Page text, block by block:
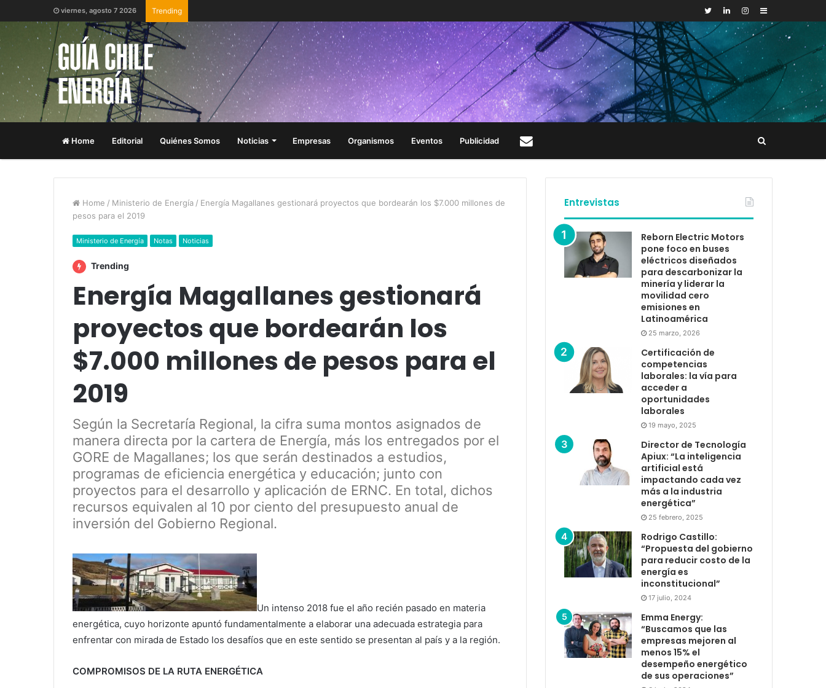
viernes, agosto 7 2026 Trending Sidebar
Home Editorial Quiénes Somos Noticias Empresas Organismos Eventos Publicidad
Home / Ministerio de Energía / Energía Magallanes gestionará proyectos que bordearán los $7.000 millones de
pesos para el 2019
Ministerio de Energía Notas Noticias
Trending
Energía Magallanes gestionará
proyectos que bordearán los
$7.000 millones de pesos para el
2019
Según la Secretaría Regional, la cifra suma montos asignados de
manera directa por la cartera de Energía, más los entregados por el
GORE de Magallanes; los que serán destinados a estudios,
programas de eficiencia energética y educación; junto con
proyectos para el desarrollo y aplicación de ERNC. En total, dichos
recursos equivalen al 10 por ciento del presupuesto anual de
inversión del Gobierno Regional.
Un intenso 2018 fue el año recién pasado en materia
energética, cuyo horizonte apuntó fundamentalmente a elaborar una adecuada estrategia para
enfrentar con mirada de Estado los desafíos que en este sentido se presentan al país y a la región.
COMPROMISOS DE LA RUTA ENERGÉTICA
Entrevistas
Reborn Electric Motors
pone foco en buses
eléctricos diseñados
para descarbonizar la
minería y liderar la
movilidad cero
emisiones en
Latinoamérica
25 marzo, 2026
Certificación de
competencias
laborales: la vía para
acceder a
oportunidades
laborales
19 mayo, 2025
Director de Tecnología
Apiux: “La inteligencia
artificial está
impactando cada vez
más a la industria
energética”
25 febrero, 2025
Rodrigo Castillo:
“Propuesta del gobierno
para reducir costo de la
energía es
inconstitucional”
17 julio, 2024
Emma Energy:
“Buscamos que las
empresas mejoren al
menos 15% el
desempeño energético
de sus operaciones”